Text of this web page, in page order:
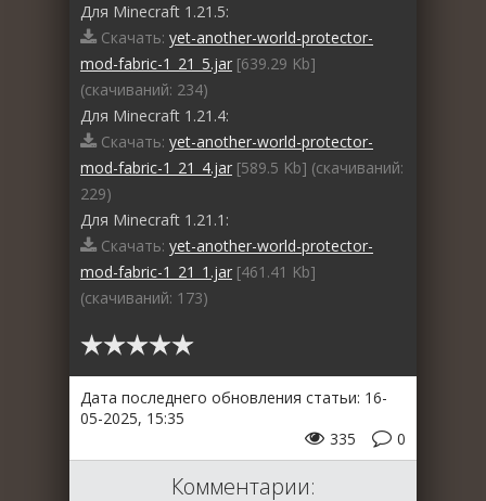
Для Minecraft 1.21.5:
Скачать: yet-another-world-protector-
mod-fabric-1_21_5.jar [639.29 Kb]
(cкачиваний: 234)
Для Minecraft 1.21.4:
Скачать: yet-another-world-protector-
mod-fabric-1_21_4.jar [589.5 Kb] (cкачиваний:
229)
Для Minecraft 1.21.1:
Скачать: yet-another-world-protector-
mod-fabric-1_21_1.jar [461.41 Kb]
(cкачиваний: 173)
Дата последнего обновления статьи: 16-
05-2025, 15:35
0
335
Комментарии: